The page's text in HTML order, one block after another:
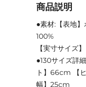
商品説明
●素材:【表地
100%
【実寸サイズ】
●130サイズ詳
ト】66cm 【
幅】25cm